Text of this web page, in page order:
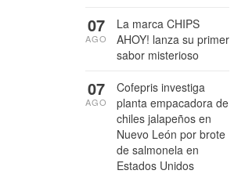
La marca CHIPS
AHOY! lanza su primer
sabor misterioso
07
AGO
Cofepris investiga
planta empacadora de
chiles jalapeños en
Nuevo León por brote
de salmonela en
Estados Unidos
07
AGO